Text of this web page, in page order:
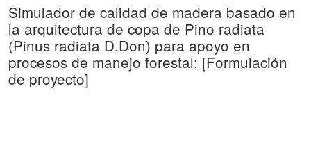
Simulador de calidad de madera basado en
la arquitectura de copa de Pino radiata
(Pinus radiata D.Don) para apoyo en
procesos de manejo forestal: [Formulación
de proyecto]